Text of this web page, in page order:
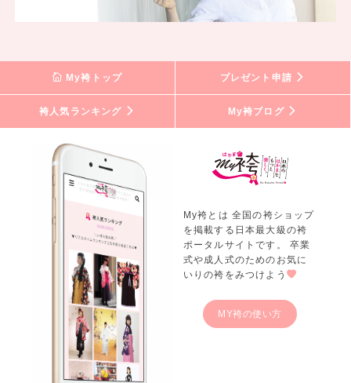
My袴トップ プレゼント申請
袴人気ランキング My袴ブログ
My袴とは 全国の袴ショップ
を掲載する日本最大級の袴
ポータルサイトです。 卒業
式や成人式のためのお気に
いりの袴をみつけよう
MY袴の使い方